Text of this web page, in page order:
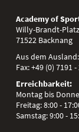
Academy of
Willy-Brandt-
71522 Backnang
Aus dem Ausland:
Fax:+49 (0) 7191
Erreichbarkeit:
Montag bis
Freitag: 8:00 -
Samstag: 9:00 -